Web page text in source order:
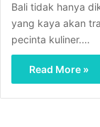
Bali tidak hanya
yang kaya akan
pecinta kuliner.…
Read More »